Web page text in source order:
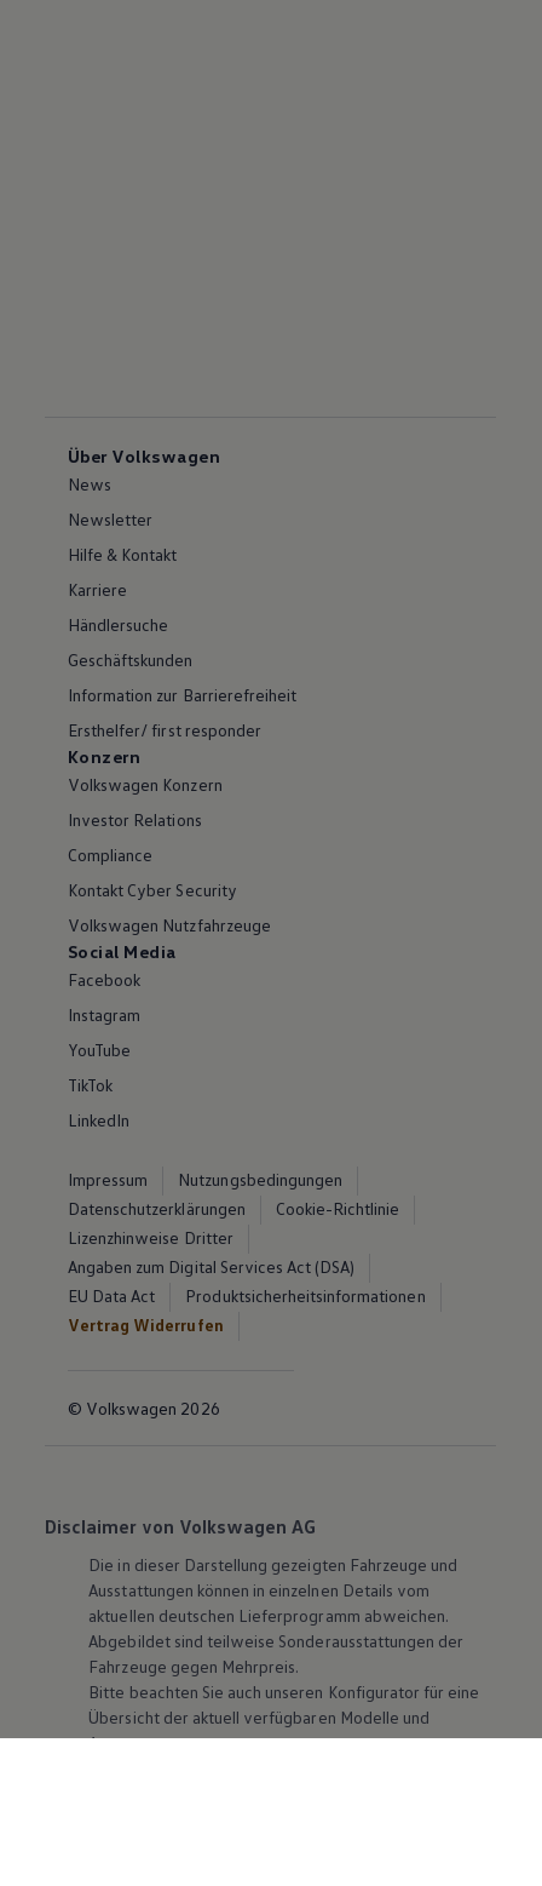
Über Volkswagen
News
Newsletter
Hilfe & Kontakt
Karriere
Händlersuche
Geschäftskunden
Information zur Barrierefreiheit
Ersthelfer/ first responder
Konzern
Volkswagen Konzern
Investor Relations
Compliance
Kontakt Cyber Security
Volkswagen Nutzfahrzeuge
Social Media
Facebook
Instagram
YouTube
TikTok
LinkedIn
Impressum
Nutzungsbedingungen
Datenschutzerklärungen
Cookie-Richtlinie
Lizenzhinweise Dritter
Angaben zum Digital Services Act (DSA)
EU Data Act
Produktsicherheitsinformationen
Vertrag Widerrufen
© Volkswagen 2026
Disclaimer von Volkswagen AG
Die in dieser Darstellung gezeigten Fahrzeuge und
Ausstattungen können in einzelnen Details vom
aktuellen deutschen Lieferprogramm abweichen.
Abgebildet sind teilweise Sonderausstattungen der
Fahrzeuge gegen Mehrpreis.
Bitte beachten Sie auch unseren Konfigurator für eine
Übersicht der aktuell verfügbaren Modelle und
Ausstattungen.